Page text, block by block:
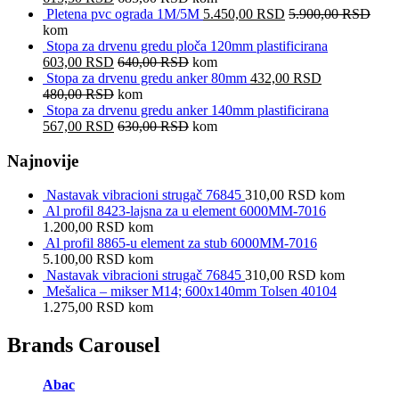
Pletena pvc ograda 1M/5M 5.450,00 RSD 5.900,00RSD
kom
Stopa za drvenu gredu ploča 120mm plastificirana
603,00 RSD 640,00RSD kom
Stopa za drvenu gredu anker 80mm 432,00 RSD
480,00RSD kom
Stopa za drvenu gredu anker 140mm plastificirana
567,00 RSD 630,00RSD kom
Najnovije
Nastavak vibracioni strugač 76845 310,00 RSD kom
Al profil 8423-lajsna za u element 6000MM-7016
1.200,00 RSD kom
Al profil 8865-u element za stub 6000MM-7016
5.100,00 RSD kom
Nastavak vibracioni strugač 76845 310,00 RSD kom
Mešalica – mikser M14; 600x140mm Tolsen 40104
1.275,00 RSD kom
Brands Carousel
Abac